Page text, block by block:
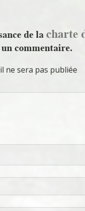
de lacharte
commentaire.
ne sera pas publiée